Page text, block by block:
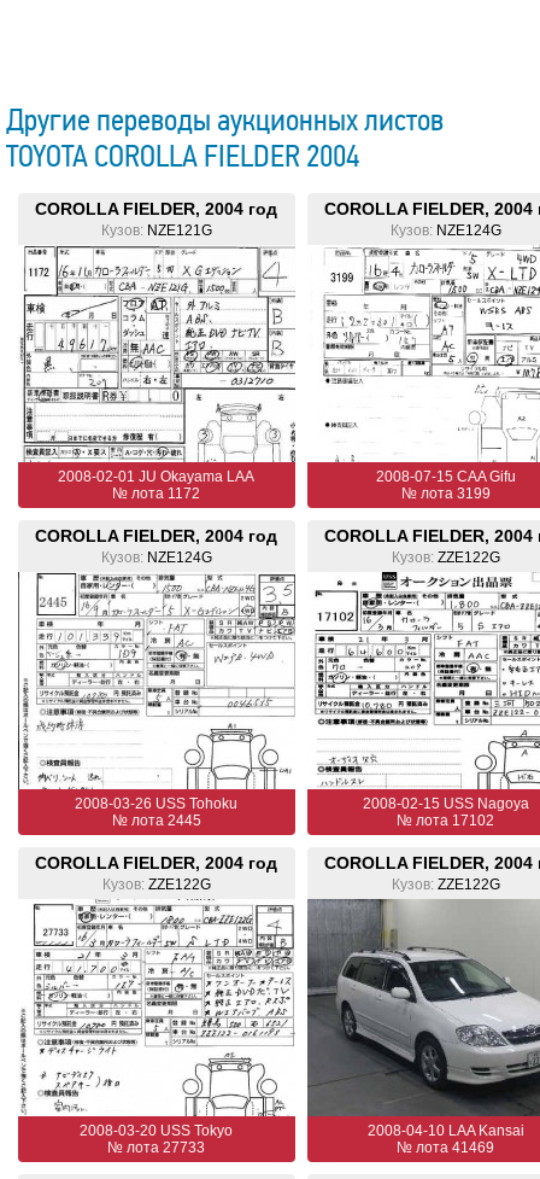
Другие переводы аукционных листов
TOYOTA COROLLA FIELDER 2004
COROLLA FIELDER, 2004 год
Кузов: NZE121G
2008-02-01 JU Okayama LAA
№ лота 1172
COROLLA FIELDER, 2004
Кузов: NZE124G
2008-07-15 CAA Gifu
№ лота 3199
COROLLA FIELDER, 2004 год
Кузов: NZE124G
2008-03-26 USS Tohoku
№ лота 2445
COROLLA FIELDER, 2004
Кузов: ZZE122G
2008-02-15 USS Nagoya
№ лота 17102
COROLLA FIELDER, 2004 год
Кузов: ZZE122G
2008-03-20 USS Tokyo
№ лота 27733
COROLLA FIELDER, 2004
Кузов: ZZE122G
2008-04-10 LAA Kansai
№ лота 41469